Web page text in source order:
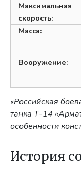
Максимальная
скорость:
Масса:
Вооружение:
«Российская
танка Т-14
особенности
История